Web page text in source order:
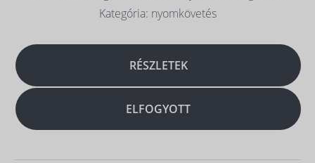
Kategória: nyomkövetés
RÉSZLETEK
ELFOGYOTT